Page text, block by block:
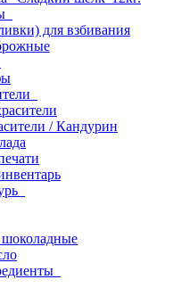
для взбивания
/ Кандурин